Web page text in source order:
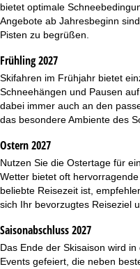
bietet optimale
Angebote ab Jahresbeginn
Pisten zu begrüßen.
Frühling 2027
Skifahren im Frühjahr bietet
Schneehängen und Pausen
dabei immer auch an den
das besondere Ambiente des
Ostern 2027
Nutzen Sie die Ostertage für
Wetter bietet oft
beliebte Reisezeit ist,
sich Ihr bevorzugtes Reiseziel
Saisonabschluss 2027
Das Ende der Skisaison wird
Events gefeiert, die neben